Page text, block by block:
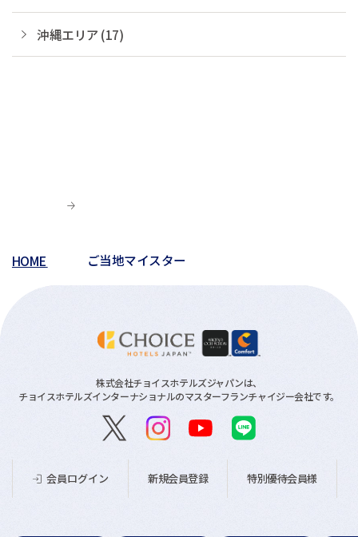
沖縄エリア (17)
HOME ご当地マイスター
株式会社チョイスホテルズジャパンは、
チョイスホテルズインターナショナルのマスターフランチャイジー会社です。
会員ログイン 新規会員登録 特別優待会員様